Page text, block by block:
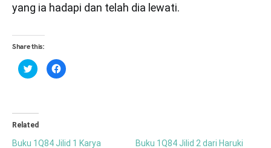
yang ia hadapi dan telah dia lewati.
Share this:
Click
to
share
window)
Click
to
Related
Buku 1Q84 Jilid 1 Karya Buku 1Q84 Jilid 2 dari Haruki